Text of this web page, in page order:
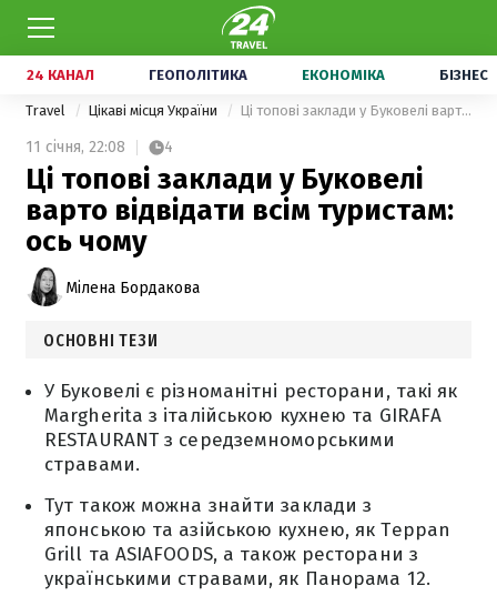
24 КАНАЛ ГЕОПОЛІТИКА ЕКОНОМІКА БІЗНЕС
Travel Цікаві місця України Ці топові заклади у Буковелі варто відвідати всім туристам: ось чому
11 січня, 22:08 4
Ці топові заклади у Буковелі
варто відвідати всім туристам:
ось чому
Мілена Бордакова
ОСНОВНІ ТЕЗИ
У Буковелі є різноманітні ресторани, такі як
Margherita з італійською кухнею та GIRAFA
RESTAURANT з середземноморськими
стравами.
Тут також можна знайти заклади з
японською та азійською кухнею, як Teppan
Grill та ASIAFOODS, а також ресторани з
українськими стравами, як Панорама 12.